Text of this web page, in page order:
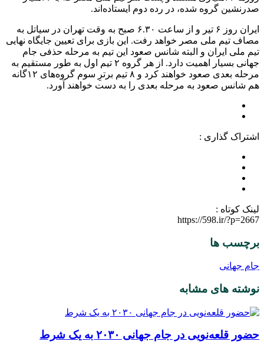
صدرنشین گروه شده، در رده دوم ایستاده‌اند.
ایران روز ۶ تیر و از ساعت ۶.۳۰ صبح به وقت تهران در سیاتل به
مصاف تیم ملی مصر خواهد رفت. این بازی برای تعیین جایگاه نهایی
تیم ملی ایران و البته شانس صعود این تیم به مرحله حذفی جام
جهانی بسیار اهمیت دارد. از هر گروه ۲ تیم اول به طور مستقیم به
مرحله بعدی صعود خواهند کرد و ۸ تیم برترِ سوم گروه‌های ۱۲گانه
هم شانس صعود به مرحله بعدی را به دست خواهند آورد.
اشتراک گذاری :
لینک کوتاه :
https://598.ir/?p=2667
برچسب ها
جام جهانی
نوشته های مشابه
حضور قلعه‌نویی در جام جهانی ۲۰۳۰ به یک شرط